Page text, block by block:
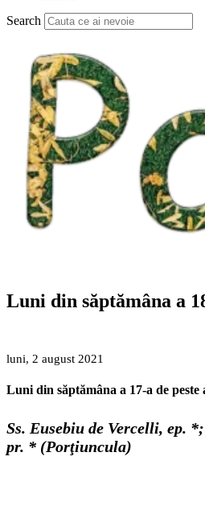
Search
Luni din săptămâna a
luni, 2 august 2021
Luni din săptămâna a 17-a de peste
Ss. Eusebiu de Vercelli, ep.
pr. * (Porţiuncula)